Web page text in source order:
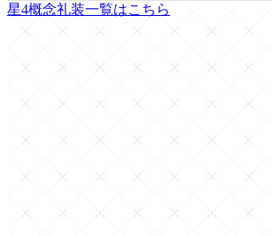
星4概念礼装一覧はこちら